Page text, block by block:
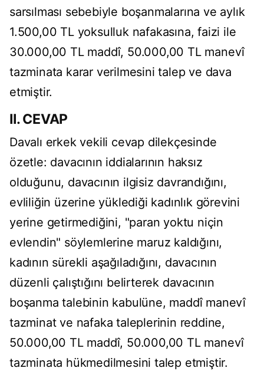
sarsılması sebebiyle boşanmalarına ve aylık
1.500,00 TL yoksulluk nafakasına, faizi ile
30.000,00 TL maddî, 50.000,00 TL manevî
tazminata karar verilmesini talep ve dava
etmiştir.
II. CEVAP
Davalı erkek vekili cevap dilekçesinde
özetle: davacının iddialarının haksız
olduğunu, davacının ilgisiz davrandığını,
evliliğin üzerine yüklediği kadınlık görevini
yerine getirmediğini, "paran yoktu niçin
evlendin" söylemlerine maruz kaldığını,
kadının sürekli aşağıladığını, davacının
düzenli çalıştığını belirterek davacının
boşanma talebinin kabulüne, maddî manevî
tazminat ve nafaka taleplerinin reddine,
50.000,00 TL maddî, 50.000,00 TL manevî
tazminata hükmedilmesini talep etmiştir.